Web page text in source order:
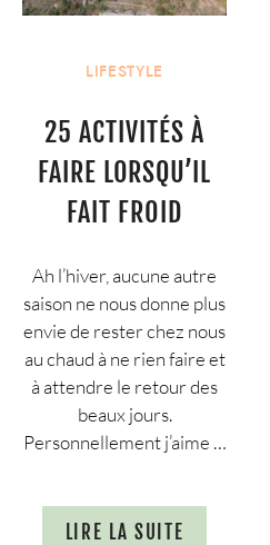
LIFESTYLE
25 ACTIVITÉS À
FAIRE LORSQU’IL
FAIT FROID
Ah l’hiver, aucune autre
saison ne nous donne plus
envie de rester chez nous
au chaud à ne rien faire et
à attendre le retour des
beaux jours.
Personnellement j’aime …
LIRE LA SUITE